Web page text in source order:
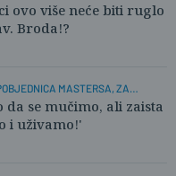
ovo više neće biti ruglo
Broda!?
MASTERSA, ZA
da se mučimo, ali zaista
i uživamo!'